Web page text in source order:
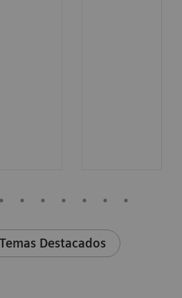
Destacados